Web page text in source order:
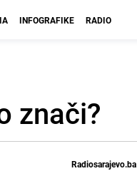
INFOGRAFIKE RADIO
znači?
Radiosarajevo.ba